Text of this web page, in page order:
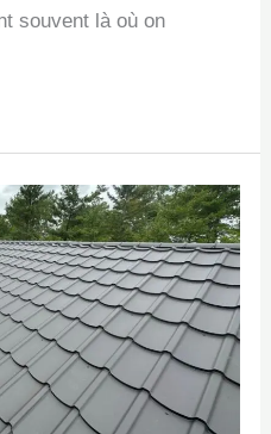
souvent là où on